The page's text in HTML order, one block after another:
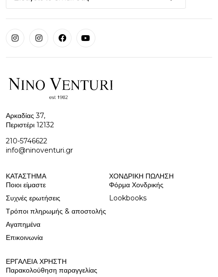
Αρκαδίας 37,
Περιστέρι 12132
210-5746622
info@ninoventuri.gr
ΚΑΤΆΣΤΗΜΑ
Ποιοι είμαστε
Συχνές ερωτήσεις
Τρόποι πληρωμής & αποστολής
Αγαπημένα
Επικοινωνία
ΧΟΝΔΡΙΚΉ ΠΩΛΗΣΗ
Φόρμα Χονδρικής
Lookbooks
ΕΡΓΑΛΕΊΑ ΧΡΉΣΤΗ
Παρακολούθηση παραγγελίας